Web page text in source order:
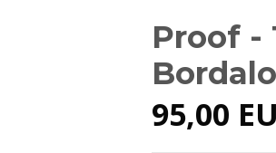
Proof -
95,00